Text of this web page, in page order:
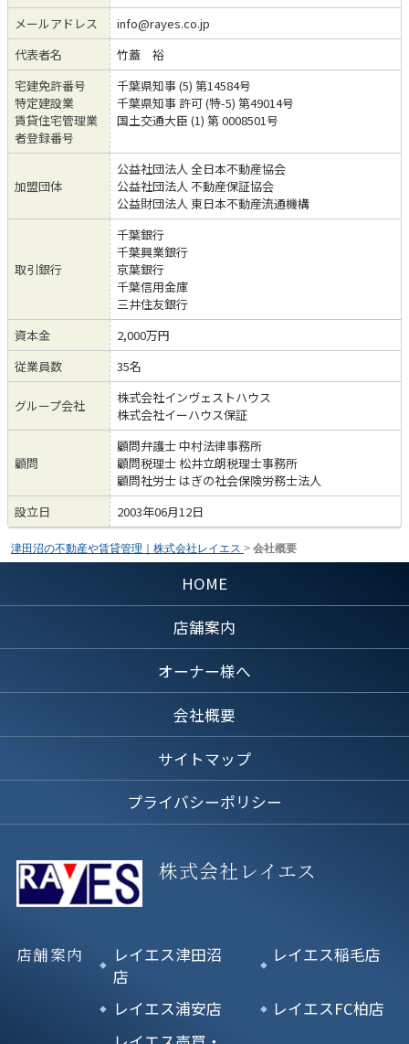
メールアドレス
info@rayes.co.jp
代表者名
竹蓋 裕
宅建免許番号
特定建設業
賃貸住宅管理業
者登録番号
千葉県知事 (5) 第14584号
千葉県知事 許可 (特-5) 第49014号
国土交通大臣 (1) 第 0008501号
加盟団体
公益社団法人 全日本不動産協会
公益社団法人 不動産保証協会
公益財団法人 東日本不動産流通機構
取引銀行
千葉銀行
千葉興業銀行
京葉銀行
千葉信用金庫
三井住友銀行
資本金
2,000万円
従業員数
35名
グループ会社
株式会社インヴェストハウス
株式会社イーハウス保証
顧問
顧問弁護士 中村法律事務所
顧問税理士 松井立朗税理士事務所
顧問社労士 はぎの社会保険労務士法人
設立日
2003年06月12日
津田沼の不動産や賃貸管理｜株式会社レイエス > 会社概要
HOME
店舗案内
オーナー様へ
会社概要
サイトマップ
プライバシーポリシー
株式会社レイエス
店舗案内
レイエス津田沼
店
レイエス稲毛店
レイエス浦安店
レイエスFC柏店